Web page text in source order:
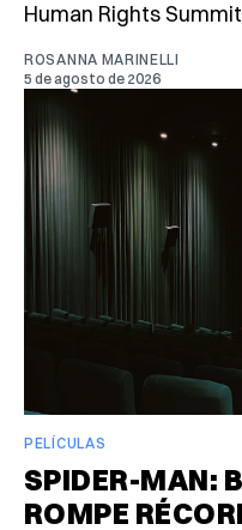
Human Rights
ROSANNA MARINELLI
5 de agosto de 2026
PELÍCULAS
SPIDER-MAN:
ROMPE